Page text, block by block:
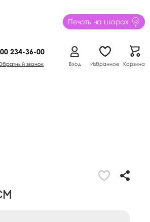
Печать на шарах
234-36-00
звонок Вход Избранное Корзина